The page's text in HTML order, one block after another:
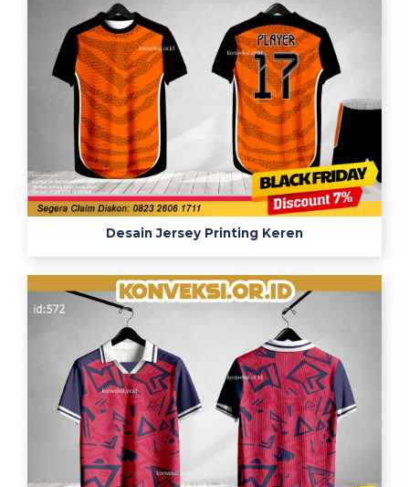
Desain Jersey Printing Keren